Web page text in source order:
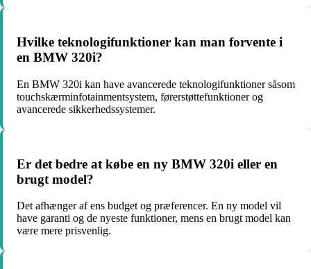
Hvilke teknologifunktioner kan man forvente i
en BMW 320i?
En BMW 320i kan have avancerede teknologifunktioner såsom
touchskærminfotainmentsystem, førerstøttefunktioner og
avancerede sikkerhedssystemer.
Er det bedre at købe en ny BMW 320i eller en
brugt model?
Det afhænger af ens budget og præferencer. En ny model vil
have garanti og de nyeste funktioner, mens en brugt model kan
være mere prisvenlig.